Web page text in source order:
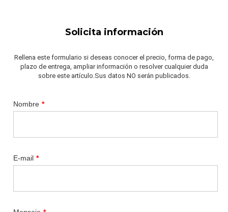
Solicita información
Rellena este formulario si deseas conocer el precio, forma de pago,
plazo de entrega, ampliar información o resolver cualquier duda
sobre este artículo.Sus datos NO serán publicados.
Nombre *
E-mail *